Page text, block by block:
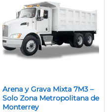
Arena y Grava Mixta 7M3 –
Solo Zona Metropolitana de
Monterrey